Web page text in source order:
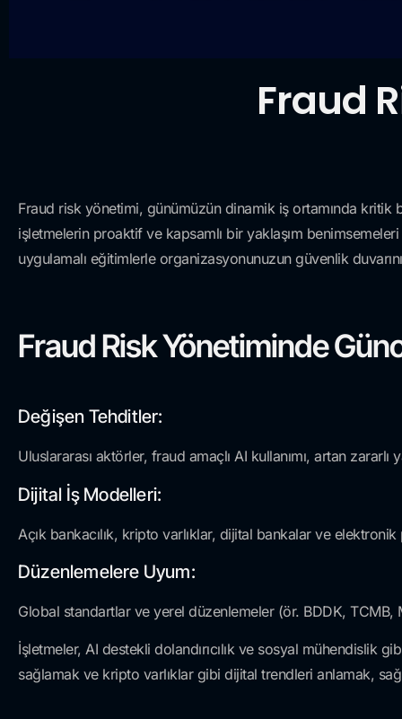
Fraud
Fraud risk yönetimi, günümüzün dinamik iş ortamında kritik
işletmelerin proaktif ve kapsamlı bir yaklaşım
uygulamalı eğitimlerle organizasyonunuzun güvenlik
Fraud Risk Yönetiminde
Değişen Tehditler:
Uluslararası aktörler, fraud amaçlı AI kullanımı, artan zararlı
Dijital İş Modelleri:
Açık bankacılık, kripto varlıklar, dijital bankalar ve elektronik
Düzenlemelere Uyum:
Global standartlar ve yerel düzenlemeler (ör. BDDK, TCMB,
İşletmeler, AI destekli dolandırıcılık ve sosyal mühendislik
sağlamak ve kripto varlıklar gibi dijital trendleri anlamak,